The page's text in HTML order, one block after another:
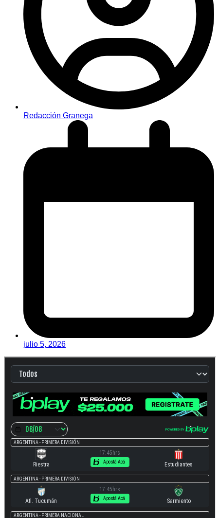
Redacción Granega
julio 5, 2026